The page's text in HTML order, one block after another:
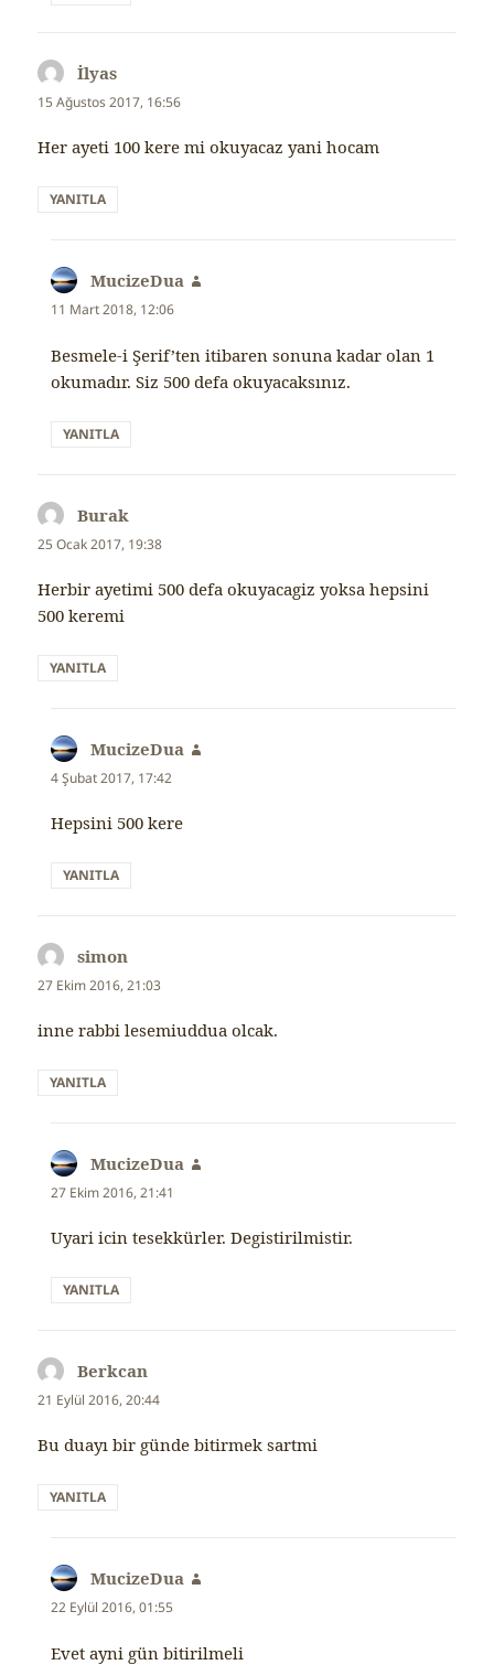
İlyas
ki:
15 Ağustos 2017, 16:56
Her ayeti 100 kere mi okuyacaz yani hocam
YANITLA
MucizeDua
11 Mart 2018, 12:06
Besmele-i Şerif’ten itibaren sonuna kadar olan 1
okumadır. Siz 500 defa okuyacaksınız.
YANITLA
Burak
ki:
25 Ocak 2017, 19:38
Herbir ayetimi 500 defa okuyacagiz yoksa hepsini
500 keremi
YANITLA
MucizeDua
4 Şubat 2017, 17:42
Hepsini 500 kere
YANITLA
simon
ki:
27 Ekim 2016, 21:03
inne rabbi lesemiuddua olcak.
YANITLA
MucizeDua
27 Ekim 2016, 21:41
Uyari icin tesekkürler. Degistirilmistir.
YANITLA
Berkcan
ki:
21 Eylül 2016, 20:44
Bu duayı bir günde bitirmek sartmi
YANITLA
MucizeDua
22 Eylül 2016, 01:55
Evet ayni gün bitirilmeli